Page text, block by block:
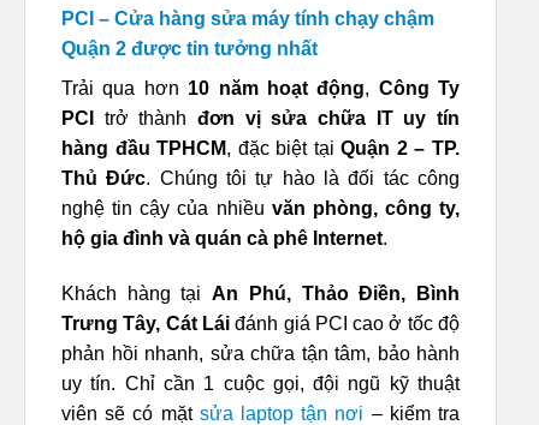
PCI – Cửa hàng sửa máy tính chạy chậm
Quận 2 được tin tưởng nhất
Trải qua hơn 10 năm hoạt động, Công Ty
PCI
trở thành đơn vị sửa chữa IT uy tín
hàng đầu TPHCM, đặc biệt tạiQuận 2 – TP.
Thủ Đức. Chúng tôi tự hào là đối tác công
nghệ tin cậy của nhiều văn phòng, công ty,
hộ gia đình và quán cà phê Internet.
Khách hàng tạiAn Phú, Thảo Điền, Bình
Trưng Tây, Cát Láiđánh giá PCI cao ở tốc độ
phản hồi nhanh, sửa chữa tận tâm, bảo hành
uy tín. Chỉ cần 1 cuộc gọi, đội ngũ kỹ thuật
viên sẽ có mặt sửa laptop tận nơi – kiểm tra